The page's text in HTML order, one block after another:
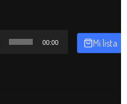
00:00 Mi lista